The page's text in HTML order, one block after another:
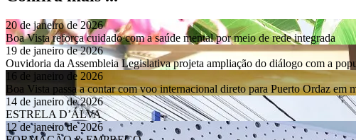
Boa Vista reforça cuidado com a saúde mental por meio de rede integrada
19 de janeiro de 2026
Ouvidoria da Assembleia Legislativa projeta ampliação do diálogo com a
16 de janeiro de 2026
Boa Vista passa a contar com voo internacional direto para Puerto Ordaz em
14 de janeiro de 2026
ESTRELA D’ÁLVA
12 de janeiro de 2026
FORMAÇÃO & EMPREGO